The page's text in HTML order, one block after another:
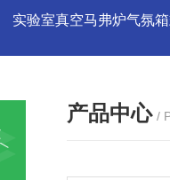
实验室真空马弗炉气氛
产品中心 /